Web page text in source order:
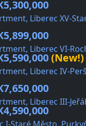
Liberec XV-
Liberec VI-
(New!)
Liberec IV-
Liberec III-